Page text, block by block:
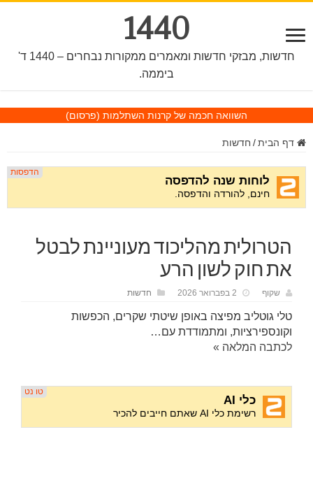
1440
חדשות, מבזקי חדשות ומאמרים ממקורות נבחרים – 1440 ד'
ביממה.
השוואה חכמה של קרנות השתלמות (פרסום)
דף הבית / חדשות
הטרולית מהליכוד מעוניינת לבטל
את חוק לשון הרע
שקוף 2 בפברואר 2026 חדשות
טלי גוטליב מפיצה באופן שיטתי שקרים, הכפשות
וקונספירציות, ומתמודדת עם…
לכתבה המלאה »